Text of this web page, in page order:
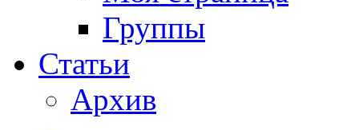
Группы
Статьи
Архив